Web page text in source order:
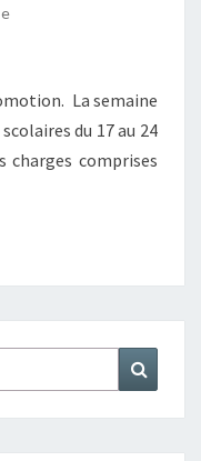
La semaine
du 17 au 24
comprises